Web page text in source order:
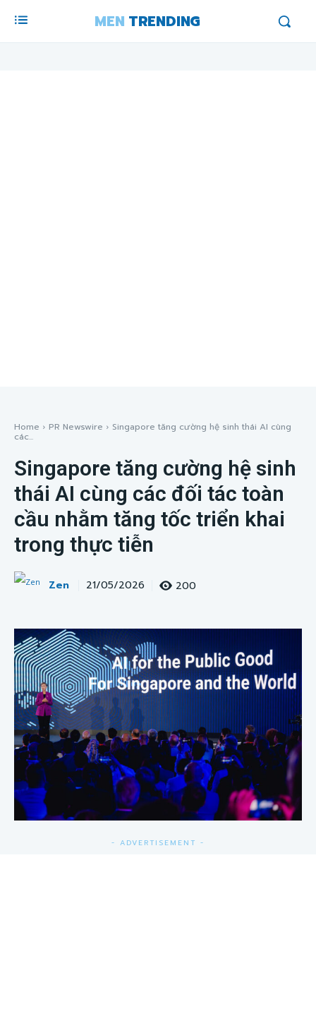
MEN TRENDING
Home PR Newswire Singapore tăng cường hệ sinh thái AI cùng
các...
Singapore tăng cường hệ sinh
thái AI cùng các đối tác toàn
cầu nhằm tăng tốc triển khai
trong thực tiễn
Zen 21/05/2026 200
- ADVERTISEMENT -